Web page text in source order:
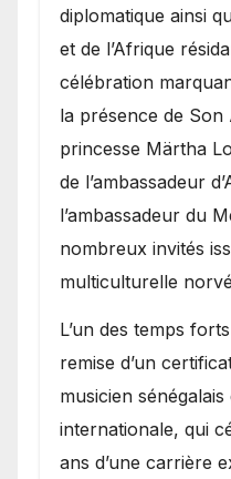
diplomatique ainsi
et de l’Afrique
célébration
la présence de Son
princesse Märtha
de l’ambassadeur
l’ambassadeur du
nombreux invités
multiculturelle
​L’un des temps
remise d’un
musicien
internationale, qui
ans d’une carrière